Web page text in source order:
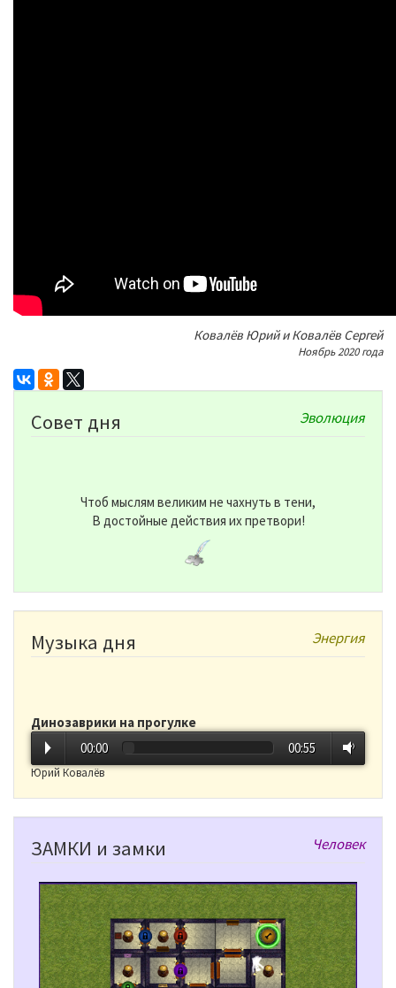
Ковалёв Юрий и Ковалёв Сергей
Ноябрь 2020 года
Совет дня Эволюция
Чтоб мыслям великим не чахнуть в тени,
В достойные действия их претвори!
Музыка дня Энергия
Динозаврики на прогулке
00:00
00:55
Юрий Ковалёв
ЗАМКИ и замки Человек